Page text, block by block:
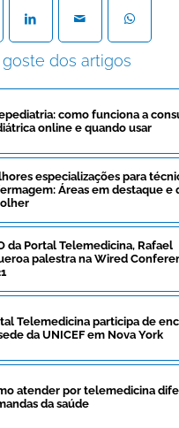
dos artigos
como funciona a
online e quando usar
especializações para
Áreas em destaque e
da Portal Telemedicina, Rafael
palestra na Wired
Telemedicina participa de
da UNICEF em Nova York
atender por telemedicina
da saúde